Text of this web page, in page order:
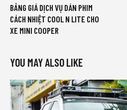
BẢNG GIÁ DỊCH VỤ DÁN PHIM
CÁCH NHIỆT COOL N LITE CHO
XE MINI COOPER
YOU MAY ALSO LIKE